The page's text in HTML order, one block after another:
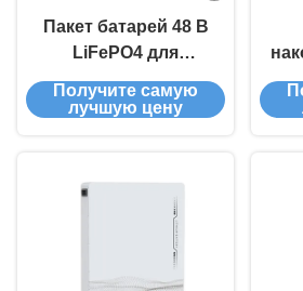
Пакет батарей 48 В
LiFePO4 для
домашних нужд с
емкостью 160 Ач
Получите самую
лучшую цену